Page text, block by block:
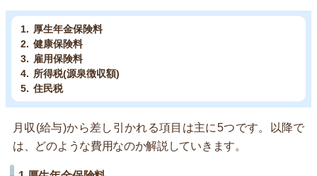
厚生年金保険料
健康保険料
雇用保険料
所得税(源泉徴収額)
住民税
月収(給与)から差し引かれる項目は主に5つです。以降で
は、どのような費用なのか解説していきます。